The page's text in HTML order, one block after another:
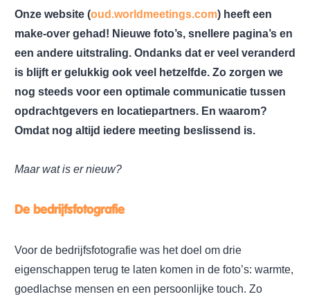
Onze website (oud.worldmeetings.com) heeft een
make-over gehad! Nieuwe foto’s, snellere pagina’s en
een andere uitstraling. Ondanks dat er veel veranderd
is blijft er gelukkig ook veel hetzelfde. Zo zorgen we
nog steeds voor een optimale communicatie tussen
opdrachtgevers en locatiepartners. En waarom?
Omdat nog altijd iedere meeting beslissend is.
Maar wat is er nieuw?
De bedrijfsfotografie
Voor de bedrijfsfotografie was het doel om drie
eigenschappen terug te laten komen in de foto’s: warmte,
goedlachse mensen en een persoonlijke touch. Zo